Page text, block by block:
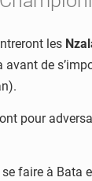
les
avant de
pour
faire à Bata